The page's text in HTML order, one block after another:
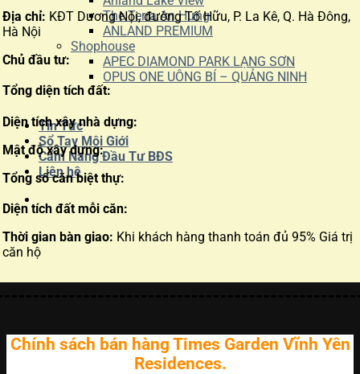
The Terra An Hưng
ANLAND PREMIUM
Shophouse
APEC DIAMOND PARK LẠNG SƠN
OPUS ONE UÔNG BÍ – QUẢNG NINH
Tin Tức
Sổ Tay Môi Giới
Cẩm Nang Đầu Tư BĐS
Liên hệ
Địa chỉ: KĐT Dương Nội, đường Tố Hữu, P. La Kê, Q. Hà Đông,
Hà Nội
Chủ đầu tư:
Tổng diện tích đất:
Diện tích xây nhà dựng:
Mật độ xây dựng:
Tổng số căn biệt thự:
Diện tích đất mỗi căn:
Thời gian bàn giao: Khi khách hàng thanh toán đủ 95% Giá trị
căn hộ
Chính sách bán hàng Times Garden Vĩnh Yên
Residences.